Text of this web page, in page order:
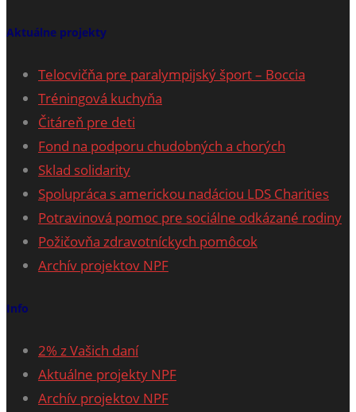
Aktuálne projekty
Telocvičňa pre paralympijský šport – Boccia
Tréningová kuchyňa
Čitáreň pre deti
Fond na podporu chudobných a chorých
Sklad solidarity
Spolupráca s americkou nadáciou LDS Charities
Potravinová pomoc pre sociálne odkázané rodiny
Požičovňa zdravotníckych pomôcok
Archív projektov NPF
Info
2% z Vašich daní
Aktuálne projekty NPF
Archív projektov NPF